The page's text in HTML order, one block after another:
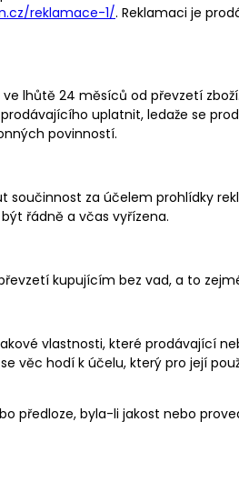
reklamace-1/. Reklamaci je
lhůtě 24 měsíců od převzetí
uplatnit, ledaže se
povinností.
za účelem prohlídky
řádně a včas vyřízena.
kupujícím bez vad, a to
vlastnosti, které prodávající
věc hodí k účelu, který pro její
předloze, byla-li jakost nebo